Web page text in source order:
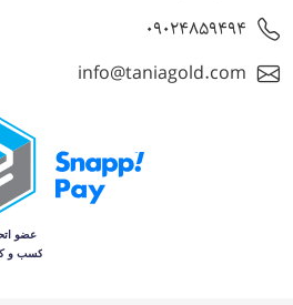
09024859494
info@taniagold.com